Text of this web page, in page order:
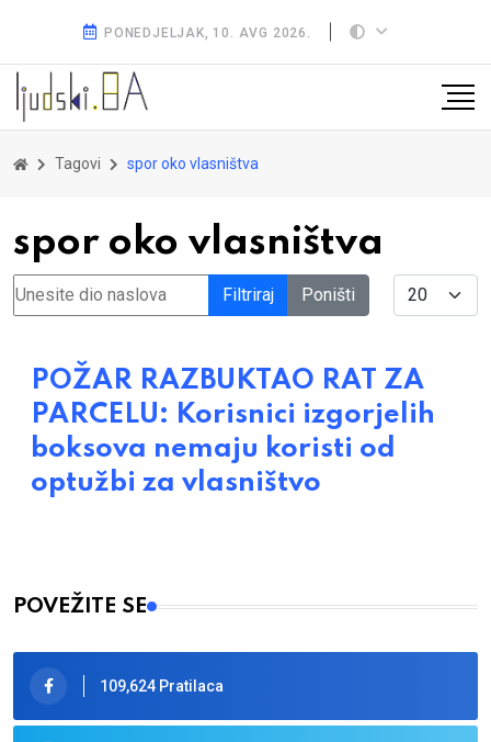
PONEDJELJAK, 10. AVG 2026.
Tagovi spor oko vlasništva
spor oko vlasništva
Unesite dio naslova Filtriraj Poništi Display #
POŽAR RAZBUKTAO RAT ZA
PARCELU: Korisnici izgorjelih
boksova nemaju koristi od
optužbi za vlasništvo
POVEŽITE SE
109,624 Pratilaca